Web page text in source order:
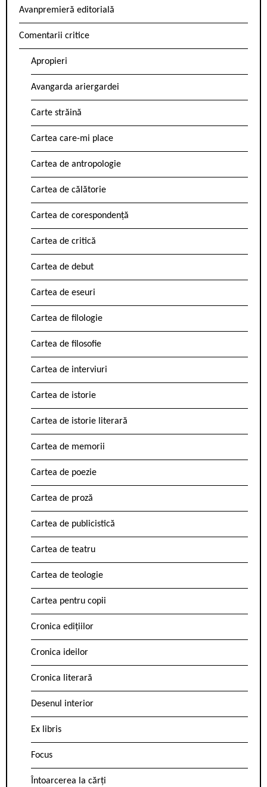
Avanpremieră editorială
Comentarii critice
Apropieri
Avangarda ariergardei
Carte străină
Cartea care-mi place
Cartea de antropologie
Cartea de călătorie
Cartea de corespondență
Cartea de critică
Cartea de debut
Cartea de eseuri
Cartea de filologie
Cartea de filosofie
Cartea de interviuri
Cartea de istorie
Cartea de istorie literară
Cartea de memorii
Cartea de poezie
Cartea de proză
Cartea de publicistică
Cartea de teatru
Cartea de teologie
Cartea pentru copii
Cronica edițiilor
Cronica ideilor
Cronica literară
Desenul interior
Ex libris
Focus
Întoarcerea la cărți